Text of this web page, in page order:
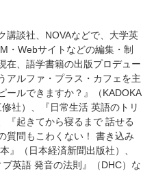
講談社、NOVAなどで、大学英
・Webサイトなどの編集・制
在、語学書籍の出版プロデュー
アルファ・プラス・カフェを主
ールできますか？』（KADOKA
社）、『日常生活 英語のトリ
『起きてから寝るまで 話せる
質問もこわくない！ 書き込み
』（日本経済新聞出版社）、
ブ英語 発音の法則』（DHC）な